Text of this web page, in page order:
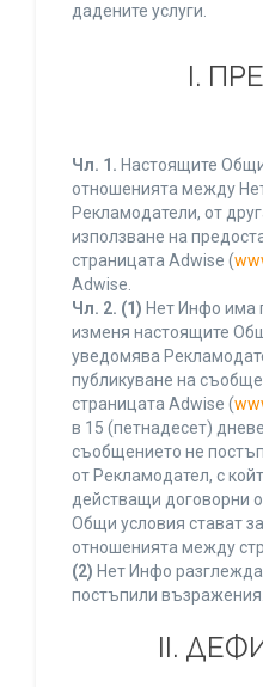
дадените услуги.
І.
Чл. 1. Настоящите
отношенията между
Рекламодатели, от
използване на
страницата Adwise (
Adwise.
Чл. 2. (1) Нет Инфо има
изменя настоящите
уведомява
публикуване на
страницата Adwise (
в 15 (петнадесет)
съобщението не
от Рекламодател, с
действащи договорни
Общи условия стават
отношенията между
(2) Нет Инфо
постъпили възражения.
ІІ.